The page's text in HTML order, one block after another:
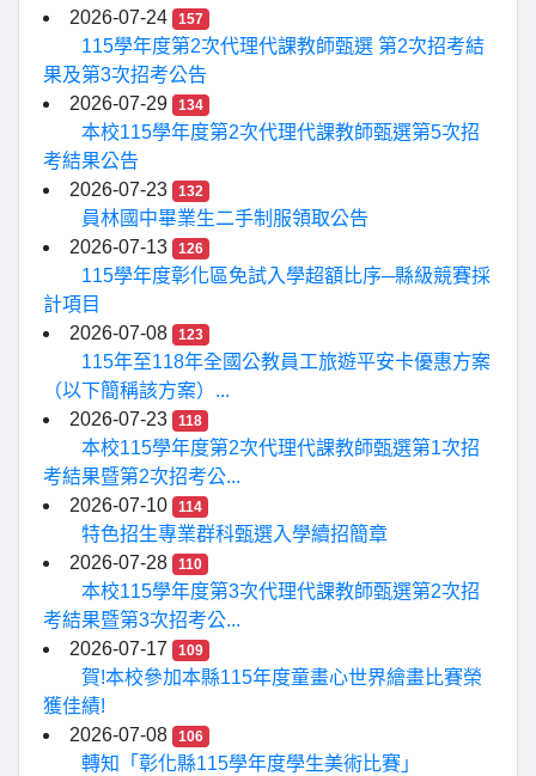
2026-07-24
157
115學年度第2次代理代課教師甄選 第2次招考結
果及第3次招考公告
2026-07-29
134
本校115學年度第2次代理代課教師甄選第5次招
考結果公告
2026-07-23
132
員林國中畢業生二手制服領取公告
2026-07-13
126
115學年度彰化區免試入學超額比序─縣級競賽採
計項目
2026-07-08
123
115年至118年全國公教員工旅遊平安卡優惠方案
（以下簡稱該方案）...
2026-07-23
118
本校115學年度第2次代理代課教師甄選第1次招
考結果暨第2次招考公...
2026-07-10
114
特色招生專業群科甄選入學續招簡章
2026-07-28
110
本校115學年度第3次代理代課教師甄選第2次招
考結果暨第3次招考公...
2026-07-17
109
賀!本校參加本縣115年度童畫心世界繪畫比賽榮
獲佳績!
2026-07-08
106
轉知「彰化縣115學年度學生美術比賽」